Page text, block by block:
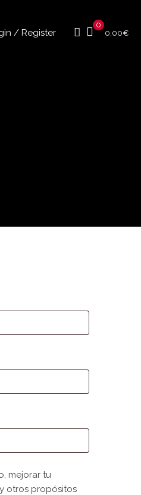
/ Register
0
0,00€
mejorar tu
otros propósitos